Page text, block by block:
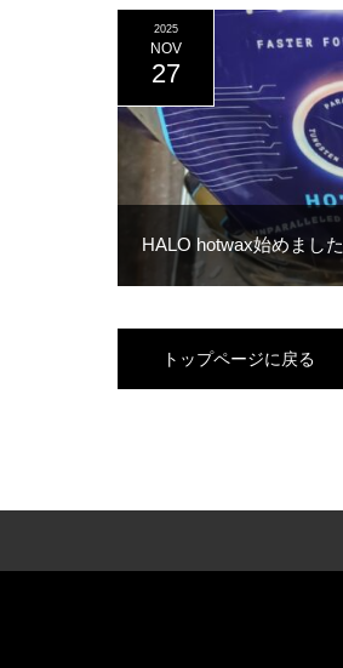
HALO hotwax始めました
2025
NOV
27
トップページに戻る